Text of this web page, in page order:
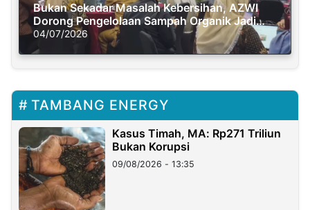
Bukan Sekadar Masalah Kebersihan, AZWI
Dorong Pengelolaan Sampah Organik Jadi
Solusi Krisis Iklim
04/07/2026
TAMBANG ENERGY
Kasus Timah, MA: Rp271 Triliun
Bukan Korupsi
09/08/2026 - 13:35